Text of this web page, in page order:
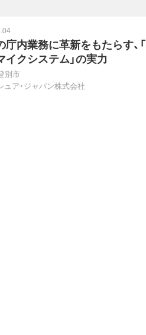
庁内業務に革新をもたらす、
イクシステム」の実力
別市
ュア・ジャパン株式会社